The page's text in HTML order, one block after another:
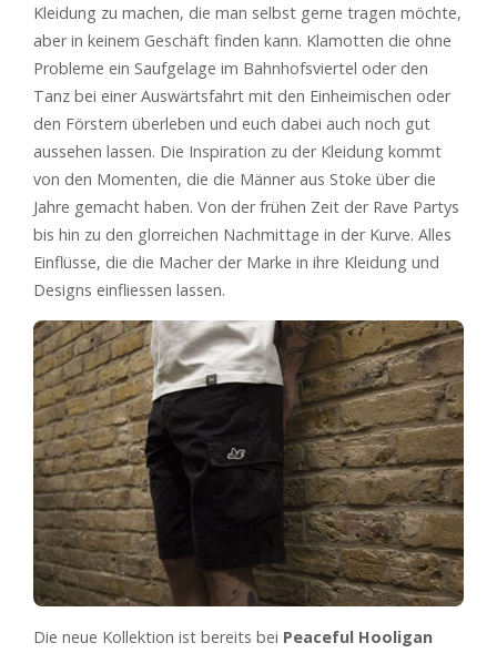
Kleidung zu machen, die man selbst gerne tragen möchte,
aber in keinem Geschäft finden kann. Klamotten die ohne
Probleme ein Saufgelage im Bahnhofsviertel oder den
Tanz bei einer Auswärtsfahrt mit den Einheimischen oder
den Förstern überleben und euch dabei auch noch gut
aussehen lassen. Die Inspiration zu der Kleidung kommt
von den Momenten, die die Männer aus Stoke über die
Jahre gemacht haben. Von der frühen Zeit der Rave Partys
bis hin zu den glorreichen Nachmittage in der Kurve. Alles
Einflüsse, die die Macher der Marke in ihre Kleidung und
Designs einfliessen lassen.
Die neue Kollektion ist bereits bei Peaceful Hooligan